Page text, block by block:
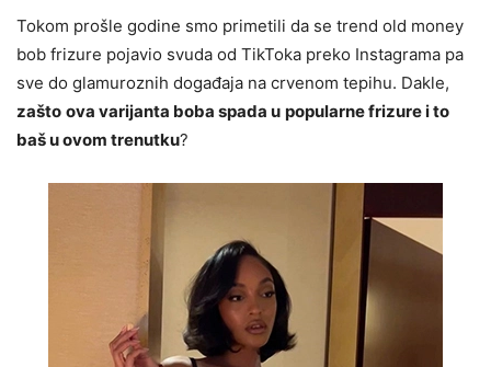
Tokom prošle godine smo primetili da se trend old money
bob frizure pojavio svuda od TikToka preko Instagrama pa
sve do glamuroznih događaja na crvenom tepihu. Dakle,
zašto ova varijanta boba spada u popularne frizure i to
baš u ovom trenutku?